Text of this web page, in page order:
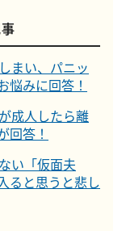
まい、パニッ
みに回答！
成人したら離
答！
い「仮面夫
ると思うと悲し